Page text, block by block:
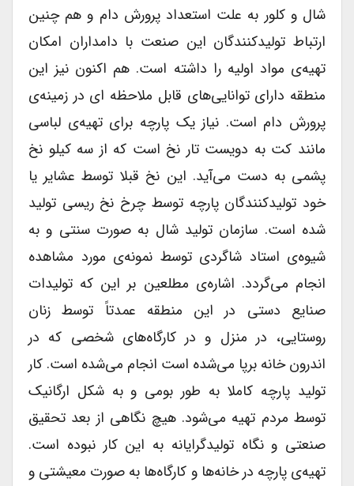
شال و کلور به علت استعداد پرورش دام و هم چنین
ارتباط تولیدکنندگان این صنعت با دامداران امکان
تهیه‌ی مواد اولیه را داشته است. هم اکنون نیز این
منطقه دارای توانایی‌های قابل ملاحظه ای در زمینه‌ی
پرورش دام است. نیاز یک پارچه برای تهیه‌ی لباسی
مانند کت به دویست تار نخ است که از سه کیلو نخ
پشمی به دست می‌آید. این نخ قبلا توسط عشایر یا
خود تولیدکنندگان پارچه توسط چرخ نخ ریسی تولید
شده است. سازمان تولید شال به صورت سنتی و به
شیوه‌ی استاد شاگردی توسط نمونه‌ی مورد مشاهده
انجام می‌گردد. اشاره‌ی مطلعین بر این که تولیدات
صنایع دستی در این منطقه عمدتاً توسط زنان
روستایی، در منزل و در کارگاه‌های شخصی که در
اندرون خانه برپا می‌شده است انجام می‌شده است. کار
تولید پارچه کاملا به طور بومی و به شکل ارگانیک
توسط مردم تهیه می‌شود. هیچ نگاهی از بعد تحقیق
صنعتی و نگاه تولیدگرایانه به این کار نبوده است.
تهیه‌ی پارچه در خانه‌ها و کارگاه‌ها به صورت معیشتی و